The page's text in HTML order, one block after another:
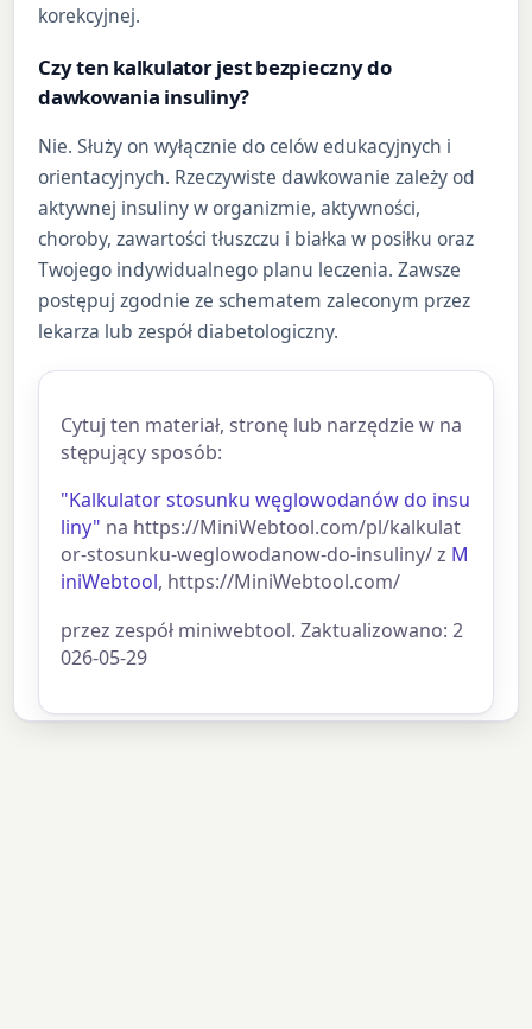
korekcyjnej.
Czy ten kalkulator jest bezpieczny do
dawkowania insuliny?
Nie. Służy on wyłącznie do celów edukacyjnych i
orientacyjnych. Rzeczywiste dawkowanie zależy od
aktywnej insuliny w organizmie, aktywności,
choroby, zawartości tłuszczu i białka w posiłku oraz
Twojego indywidualnego planu leczenia. Zawsze
postępuj zgodnie ze schematem zaleconym przez
lekarza lub zespół diabetologiczny.
Cytuj ten materiał, stronę lub narzędzie w na
stępujący sposób:
"Kalkulator stosunku węglowodanów do insu
liny" na https://MiniWebtool.com/pl/kalkulat
or-stosunku-weglowodanow-do-insuliny/ z M
iniWebtool, https://MiniWebtool.com/
przez zespół miniwebtool. Zaktualizowano: 2
026-05-29